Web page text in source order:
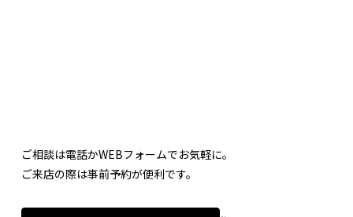
ご相談は電話かWEBフォームでお気軽に。
ご来店の際は事前予約が便利です。